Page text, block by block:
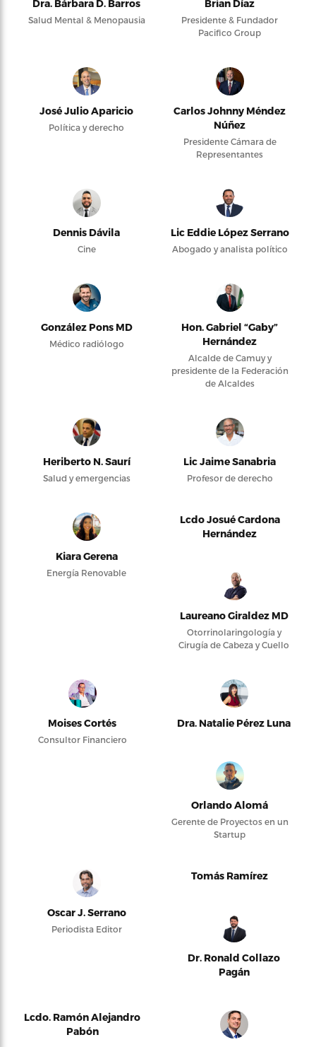
Dra. Bárbara D. Barros
Salud Mental & Menopausia
Brian Díaz
Presidente & Fundador
Pacifico Group
José Julio Aparicio
Política y derecho
Carlos Johnny Méndez
Núñez
Presidente Cámara de
Representantes
Dennis Dávila
Cine
Lic Eddie López Serrano
Abogado y analista político
González Pons MD
Médico radiólogo
Hon. Gabriel “Gaby”
Hernández
Alcalde de Camuy y
presidente de la Federación
de Alcaldes
Heriberto N. Saurí
Salud y emergencias
Lic Jaime Sanabria
Profesor de derecho
Kiara Gerena
Energía Renovable
Lcdo Josué Cardona
Hernández
Laureano Giraldez MD
Otorrinolaringología y
Cirugía de Cabeza y Cuello
Moises Cortés
Consultor Financiero
Dra. Natalie Pérez Luna
Orlando Alomá
Gerente de Proyectos en un
Startup
Oscar J. Serrano
Periodista Editor
Tomás Ramírez
Dr. Ronald Collazo
Pagán
Lcdo. Ramón Alejandro
Pabón